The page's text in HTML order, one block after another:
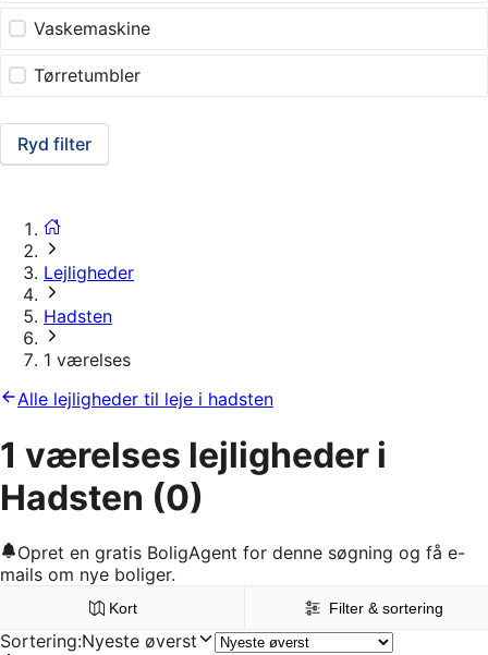
Vaskemaskine
Tørretumbler
Ryd filter
Lejligheder
Hadsten
1 værelses
Alle lejligheder til leje i hadsten
1 værelses lejligheder i
Hadsten (0)
Opret en gratis BoligAgent for denne søgning og få e-
mails om nye boliger.
Kort Filter & sortering
Sortering:Nyeste øverst